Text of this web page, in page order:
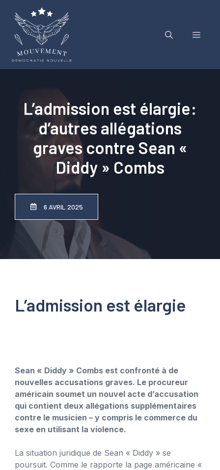
contenu
Menu
L’admission est élargie:
d’autres allégations
graves contre Sean «
Diddy » Combs
6 AVRIL 2025
L’admission est élargie
Sean « Diddy » Combs est confronté à de
nouvelles accusations graves. Le procureur
américain soumet un nouvel acte d’accusation
qui contient deux allégations supplémentaires
contre le musicien – y compris le commerce du
sexe en utilisant la violence.
La situation juridique de Sean « Diddy » se
poursuit. Comme le rapporte la page américaine «